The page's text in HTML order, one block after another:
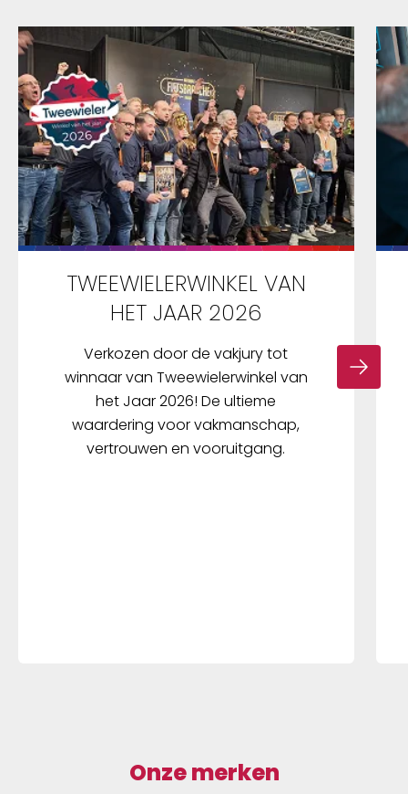
TWEEWIELERWINKEL VAN
HET JAAR 2026
Verkozen door de vakjury tot
winnaar van Tweewielerwinkel van
het Jaar 2026! De ultieme
waardering voor vakmanschap,
vertrouwen en vooruitgang.
Onze merken